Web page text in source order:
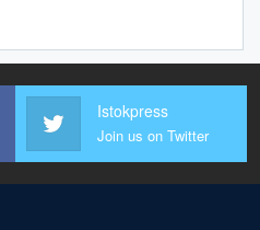
Istokpress
Join us on Twitter